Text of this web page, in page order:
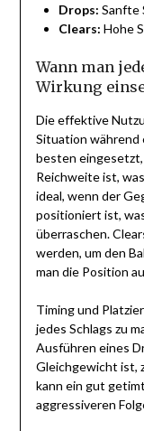
Drops: Sanfte
Clears: Hohe
Wann man
Wirkung
Die effektive
Situation während
besten eingesetzt,
Reichweite ist,
ideal, wenn der
positioniert ist,
überraschen.
werden, um den
man die Position
Timing und
jedes Schlags zu
Ausführen eines
Gleichgewicht ist,
kann ein gut
aggressiveren